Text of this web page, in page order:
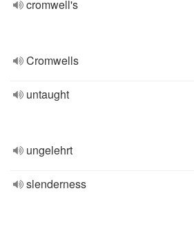
cromwell's
Cromwells
untaught
ungelehrt
slenderness